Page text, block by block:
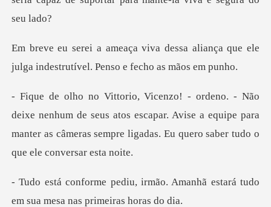
sa aliança que ele
julga indestrutí
um de seus atos escapar. Avise a equipe para
manter as câmeras s
ão. Amanhã estará tudo
em sua m